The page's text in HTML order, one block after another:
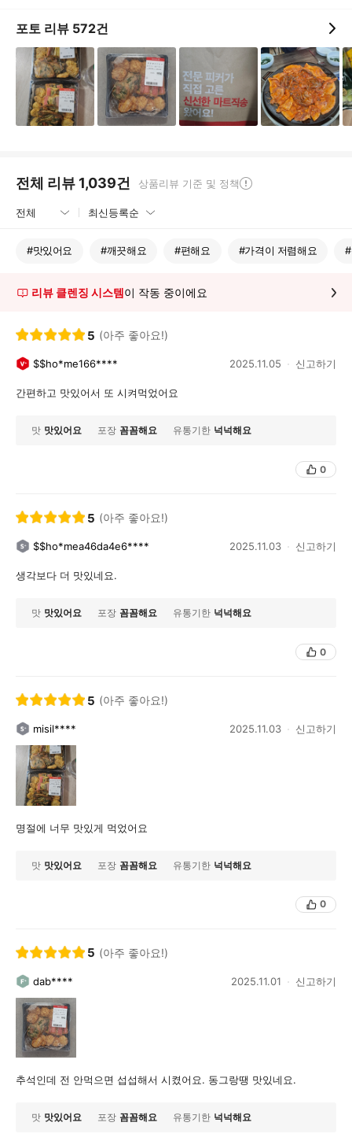
포토 리뷰 572건
전체 리뷰 1,039건 상품리뷰 기준 및 정책
#맛있어요 #깨끗해요 #편해요 #가격이 저렴해요 #
리뷰 클렌징 시스템이 작동 중이에요
5 (아주 좋아요!)
$$ho*me166**** 2025.11.05 신고하기
간편하고 맛있어서 또 시켜먹었어요
맛 맛있어요 포장 꼼꼼해요 유통기한 넉넉해요
0
5 (아주 좋아요!)
$$ho*mea46da4e6**** 2025.11.03 신고하기
생각보다 더 맛있네요.
맛 맛있어요 포장 꼼꼼해요 유통기한 넉넉해요
0
5 (아주 좋아요!)
misil**** 2025.11.03 신고하기
명절에 너무 맛있게 먹었어요
맛 맛있어요 포장 꼼꼼해요 유통기한 넉넉해요
0
5 (아주 좋아요!)
dab**** 2025.11.01 신고하기
추석인데 전 안먹으면 섭섭해서 시켰어요. 동그랑땡 맛있네요.
맛 맛있어요 포장 꼼꼼해요 유통기한 넉넉해요